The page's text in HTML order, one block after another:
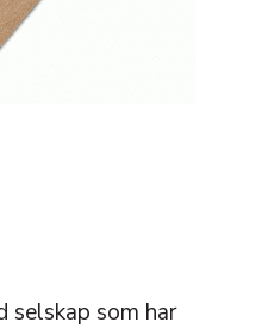
selskap som har